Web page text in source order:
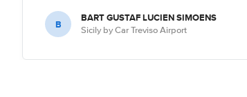
B BART GUSTAF LUCIEN SIMOENS
Sicily by Car Treviso Airport